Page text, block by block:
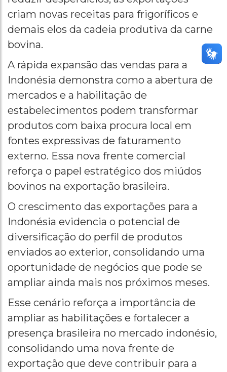
criam novas receitas para frigoríficos e
demais elos da cadeia produtiva da carne
bovina.
A rápida expansão das vendas para a
Indonésia demonstra como a abertura de
mercados e a habilitação de
estabelecimentos podem transformar
produtos com baixa procura local em
fontes expressivas de faturamento
externo. Essa nova frente comercial
reforça o papel estratégico dos miúdos
bovinos na exportação brasileira.
O crescimento das exportações para a
Indonésia evidencia o potencial de
diversificação do perfil de produtos
enviados ao exterior, consolidando uma
oportunidade de negócios que pode se
ampliar ainda mais nos próximos meses.
Esse cenário reforça a importância de
ampliar as habilitações e fortalecer a
presença brasileira no mercado indonésio,
consolidando uma nova frente de
exportação que deve contribuir para a